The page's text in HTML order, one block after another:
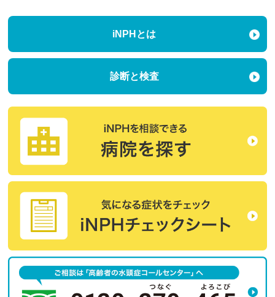
iNPHとは
診断と検査